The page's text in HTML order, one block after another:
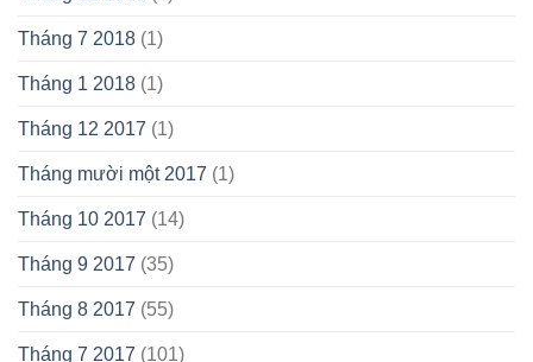
Tháng 7 2018 (1)
Tháng 1 2018 (1)
Tháng 12 2017 (1)
Tháng mười một 2017 (1)
Tháng 10 2017 (14)
Tháng 9 2017 (35)
Tháng 8 2017 (55)
Tháng 7 2017 (101)